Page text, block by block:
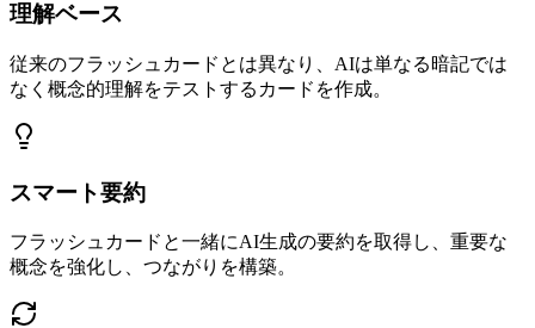
理解ベース
従来のフラッシュカードとは異なり、AIは単なる暗記では
なく概念的理解をテストするカードを作成。
スマート要約
フラッシュカードと一緒にAI生成の要約を取得し、重要な
概念を強化し、つながりを構築。